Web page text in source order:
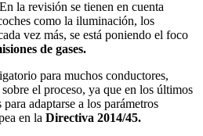
En la revisión se tienen en cuenta
como la iluminación, los
vez más, se está poniendo el foco
de gases.
para muchos conductores,
el proceso, ya que en los últimos
adaptarse a los parámetros
en la Directiva 2014/45.